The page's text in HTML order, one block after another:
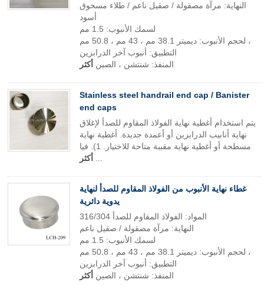
النهاية: مرآة مصقولة / صقيل ناعم / طلاء مسحوق
أسود
لسمك الأنبوب: 1.5 مم
لحجم الأنبوب: ديميتر 38.1 مم ، 43 مم ، 50.8 مم ،
التطبيق: أنبوب آخر الدرابزين
المنفذ: شنتشن ، الصين أكثر
Stainless steel handrail end cap / Banister
end caps
يتم استخدام أغطية نهاية الفولاذ المقاوم للصدأ لإغلاق
نهاية أنابيب الدرابزين أو أعمدة جديدة. أغطية نهاية
مسطحة أو أغطية نهاية مقببة متاحة للاختيار. 1). فيا
أكثر
غطاء نهاية الأنبوب من الفولاذ المقاوم للصدأ لنهاية
يدوية دائرية
المواد: الفولاذ المقاوم للصدأ 316/304
النهاية: مرآة مصقولة / صقيل ناعم
لسمك الأنبوب: 1.5 مم
لحجم الأنبوب: ديميتر 38.1 مم ، 43 مم ، 50.8 مم ،
التطبيق: أنبوب آخر الدرابزين
المنفذ: شنتشن ، الصين أكثر